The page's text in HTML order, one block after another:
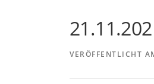
VERÖFFENTLICHT